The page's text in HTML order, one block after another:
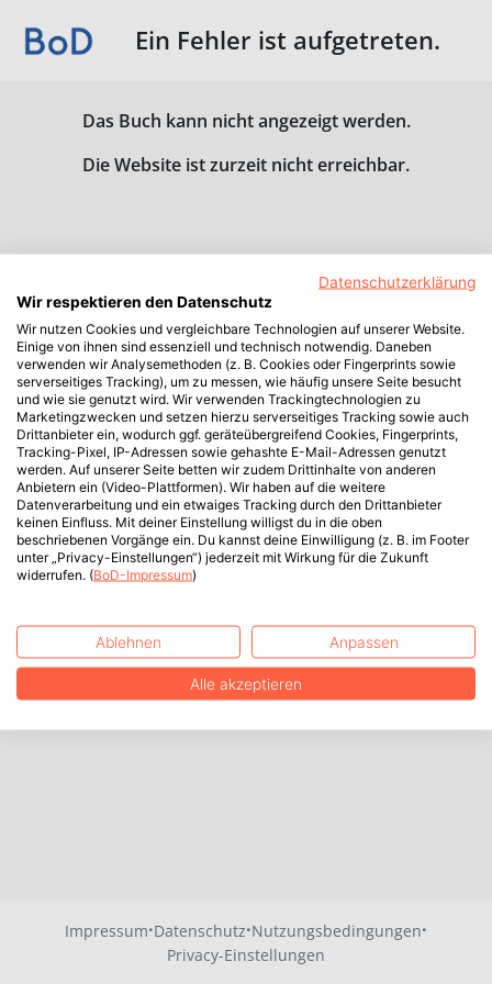
Ein Fehler ist aufgetreten.
Das Buch kann nicht angezeigt werden.
Die Website ist zurzeit nicht erreichbar.
Impressum·Datenschutz·Nutzungsbedingungen·
Privacy-Einstellungen
Datenschutzerklärung
Wir respektieren den Datenschutz
Wir nutzen Cookies und vergleichbare Technologien auf unserer Website.
Einige von ihnen sind essenziell und technisch notwendig. Daneben
verwenden wir Analysemethoden (z. B. Cookies oder Fingerprints sowie
serverseitiges Tracking), um zu messen, wie häufig unsere Seite besucht
und wie sie genutzt wird. Wir verwenden Trackingtechnologien zu
Marketingzwecken und setzen hierzu serverseitiges Tracking sowie auch
Drittanbieter ein, wodurch ggf. geräteübergreifend Cookies, Fingerprints,
Tracking-Pixel, IP-Adressen sowie gehashte E-Mail-Adressen genutzt
werden. Auf unserer Seite betten wir zudem Drittinhalte von anderen
Anbietern ein (Video-Plattformen). Wir haben auf die weitere
Datenverarbeitung und ein etwaiges Tracking durch den Drittanbieter
keinen Einfluss. Mit deiner Einstellung willigst du in die oben
beschriebenen Vorgänge ein. Du kannst deine Einwilligung (z. B. im Footer
unter „Privacy-Einstellungen“) jederzeit mit Wirkung für die Zukunft
widerrufen. (BoD-Impressum)
Ablehnen Anpassen
Alle akzeptieren